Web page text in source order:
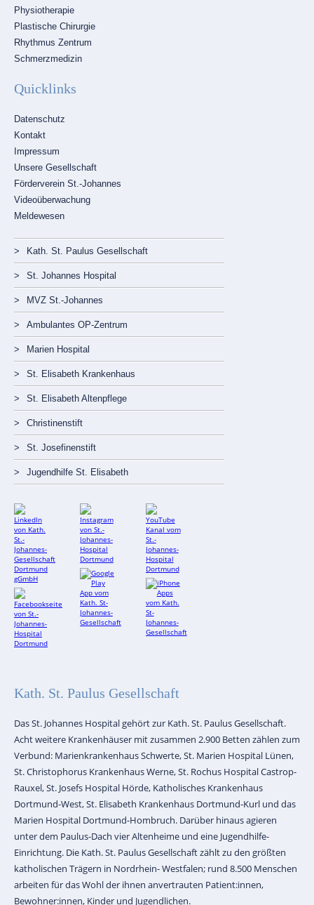
Physiotherapie
Plastische Chirurgie
Rhythmus Zentrum
Schmerzmedizin
Quicklinks
Navigation
überspringen
Datenschutz
Kontakt
Impressum
Unsere Gesellschaft
Förderverein St.-Johannes
Videoüberwachung
Meldewesen
überspringen
Kath. St. Paulus Gesellschaft
St. Johannes Hospital
MVZ St.-Johannes
Ambulantes OP-Zentrum
Marien Hospital
St. Elisabeth Krankenhaus
St. Elisabeth Altenpflege
Christinenstift
St. Josefinenstift
Jugendhilfe St. Elisabeth
Kath. St. Paulus Gesellschaft
Das St. Johannes Hospital gehört zur Kath. St. Paulus Gesellschaft.
Acht weitere Krankenhäuser mit zusammen 2.900 Betten zählen zum
Verbund: Marienkrankenhaus Schwerte, St. Marien Hospital Lünen,
St. Christophorus Krankenhaus Werne, St. Rochus Hospital Castrop-
Rauxel, St. Josefs Hospital Hörde, Katholisches Krankenhaus
Dortmund-West, St. Elisabeth Krankenhaus Dortmund-Kurl und das
Marien Hospital Dortmund-Hombruch. Darüber hinaus agieren
unter dem Paulus-Dach vier Altenheime und eine Jugendhilfe-
Einrichtung. Die Kath. St. Paulus Gesellschaft zählt zu den größten
katholischen Trägern in Nordrhein- Westfalen; rund 8.500 Menschen
arbeiten für das Wohl der ihnen anvertrauten Patient:innen,
Bewohner:innen, Kinder und Jugendlichen.